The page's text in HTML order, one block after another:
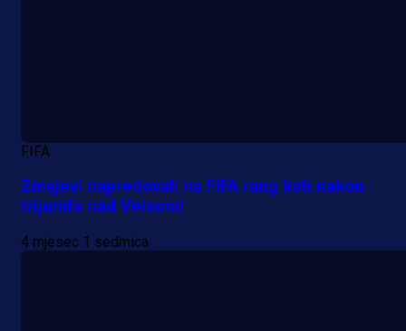
FIFA
Zmajevi napredovali na FIFA rang listi nakon
trijumfa nad Velsom!
4 mjesec 1 sedmica